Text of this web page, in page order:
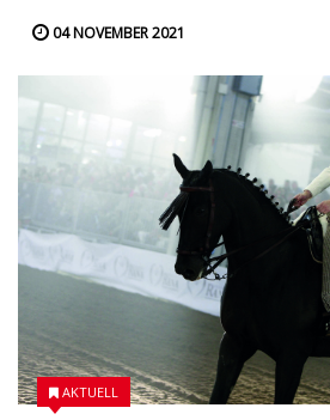
04 NOVEMBER 2021
AKTUELL